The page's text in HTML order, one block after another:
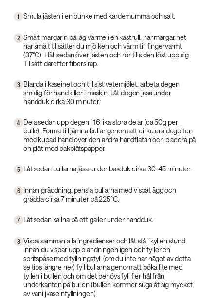
1 Smula jästen i en bunke med kardemumma och salt.
2 Smält margarin på låg värme i en kastrull, när margarinet
har smält tillsätter du mjölken och värm till fingervarmt
(37°C). Häll sedan över jästen och rör tills den löst upp sig.
Tillsätt därefter fibersirap.
3 Blanda i kaseinet och till sist vetemjölet, arbeta degen
smidig för hand eller i maskin. Låt degen jäsa under
handduk cirka 30 minuter.
4 Dela sedan upp degen i 16 lika stora delar (ca 50g per
bulle). Forma till jämna bullar genom att cirkulera degbiten
med kupad hand över den andra handflatan och placera på
en plåt med bakplåtspapper.
5 Låt sedan bullarna jäsa under bakduk cirka 30-45 minuter.
6 Innan gräddning: pensla bullarna med vispat ägg och
grädda cirka 7 minuter på 225°C.
7 Låt sedan kallna på ett galler under handduk.
8 Vispa samman alla ingredienser och låt stå i kyl en stund
innan du vispar upp blandningen igen och fyller en
spritspåse med fyllningstyll (om du inte har något av detta
se tips längre ner) fyll bullarna genom att böka lite med
tyllen i bullen och om det behövs fyll fler hål från
underkanten på bullen (bullen kommer suga åt sig mycket
av vaniljkaseinfyllningen).